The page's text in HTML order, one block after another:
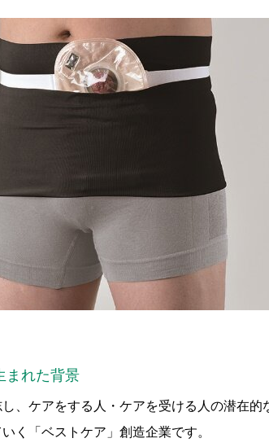
まれた背景
、ケアをする人・ケアを受ける人の潜在的
く「ベストケア」創造企業です。